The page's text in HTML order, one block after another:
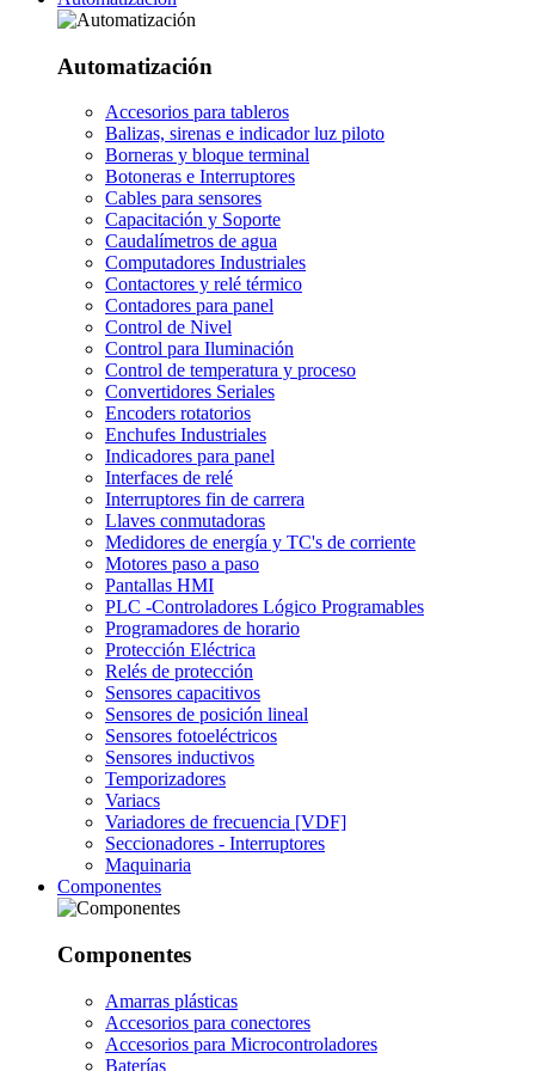
Automatización
Accesorios para tableros
Balizas, sirenas e indicador luz piloto
Borneras y bloque terminal
Botoneras e Interruptores
Cables para sensores
Capacitación y Soporte
Caudalímetros de agua
Computadores Industriales
Contactores y relé térmico
Contadores para panel
Control de Nivel
Control para Iluminación
Control de temperatura y proceso
Convertidores Seriales
Encoders rotatorios
Enchufes Industriales
Indicadores para panel
Interfaces de relé
Interruptores fin de carrera
Llaves conmutadoras
Medidores de energía y TC's de corriente
Motores paso a paso
Pantallas HMI
PLC -Controladores Lógico Programables
Programadores de horario
Protección Eléctrica
Relés de protección
Sensores capacitivos
Sensores de posición lineal
Sensores fotoeléctricos
Sensores inductivos
Temporizadores
Variacs
Variadores de frecuencia [VDF]
Seccionadores - Interruptores
Maquinaria
Componentes
Componentes
Amarras plásticas
Accesorios para conectores
Accesorios para Microcontroladores
Baterías